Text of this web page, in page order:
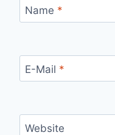
Name *
E-Mail *
Website